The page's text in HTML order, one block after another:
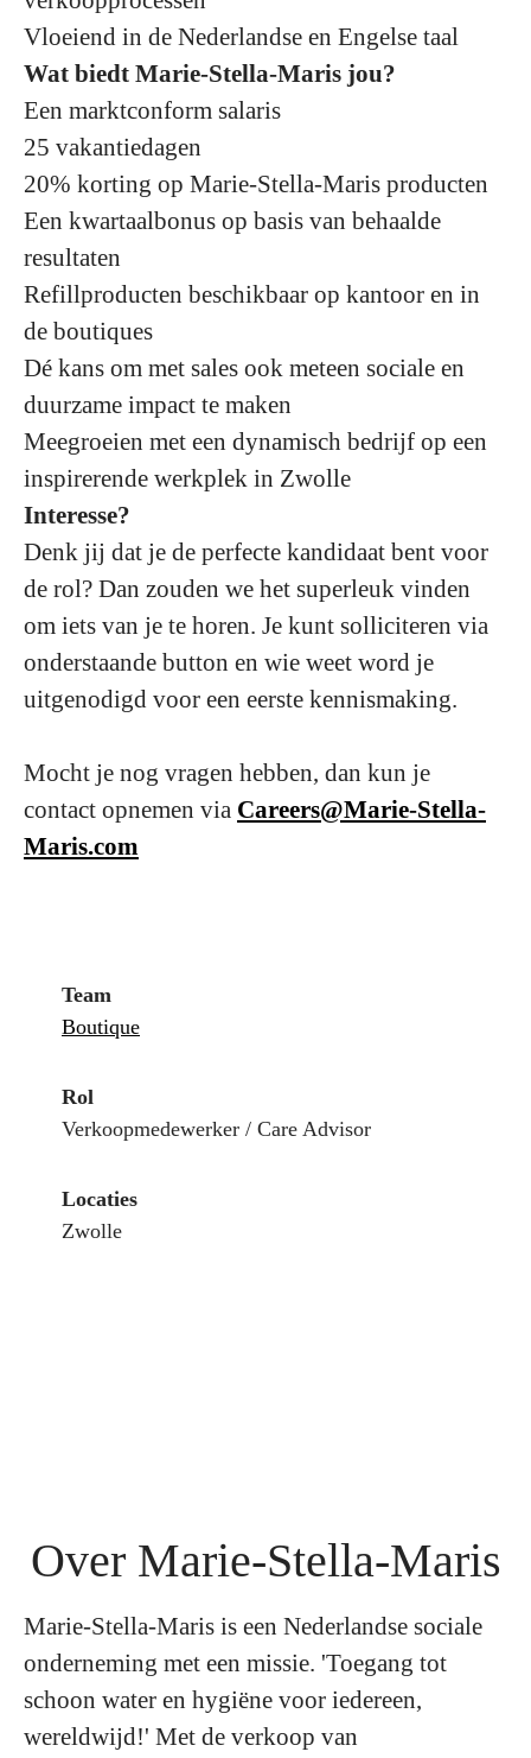
Vloeiend in de Nederlandse en Engelse taal
Wat biedt Marie-Stella-Maris jou?
Een marktconform salaris
25 vakantiedagen
20% korting op Marie-Stella-Maris producten
Een kwartaalbonus op basis van behaalde
resultaten
Refillproducten beschikbaar op kantoor en in
de boutiques
Dé kans om met sales ook meteen sociale en
duurzame impact te maken
Meegroeien met een dynamisch bedrijf op een
inspirerende werkplek in Zwolle
Interesse?
Denk jij dat je de perfecte kandidaat bent voor
de rol? Dan zouden we het superleuk vinden
om iets van je te horen. Je kunt solliciteren via
onderstaande button en wie weet word je
uitgenodigd voor een eerste kennismaking.
Mocht je nog vragen hebben, dan kun je
contact opnemen via Careers@Marie-Stella-
Maris.com
Team
Boutique
Rol
Verkoopmedewerker / Care Advisor
Locaties
Zwolle
Over Marie-Stella-Maris
Marie-Stella-Maris is een Nederlandse sociale
onderneming met een missie. 'Toegang tot
schoon water en hygiëne voor iedereen,
wereldwijd!' Met de verkoop van